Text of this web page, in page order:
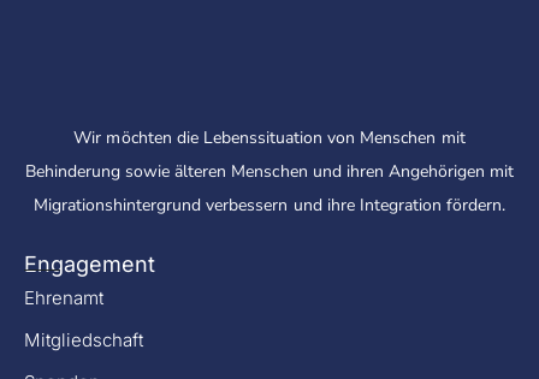
Wir möchten die Lebenssituation von Menschen mit
Behinderung sowie älteren Menschen und ihren Angehörigen mit
Migrationshintergrund verbessern und ihre Integration fördern.
Engagement
Ehrenamt
Mitgliedschaft